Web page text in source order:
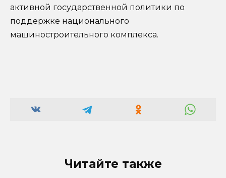
активной государственной политики по
поддержке национального
машиностроительного комплекса.
Читайте также